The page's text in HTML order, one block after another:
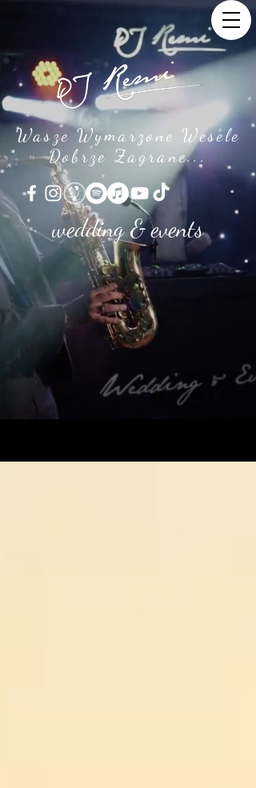
Wasze Wymarzone Wesele
Dobrze Zagrane...
wedding & events